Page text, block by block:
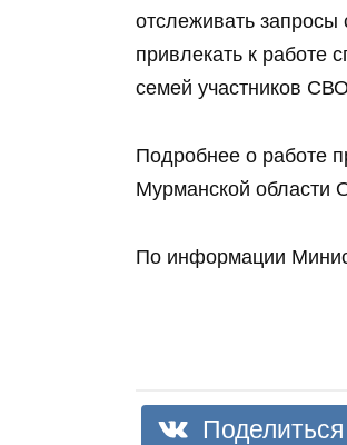
отслеживать запросы
привлекать к работе
семей участников
Подробнее о работе
Мурманской области
По информации